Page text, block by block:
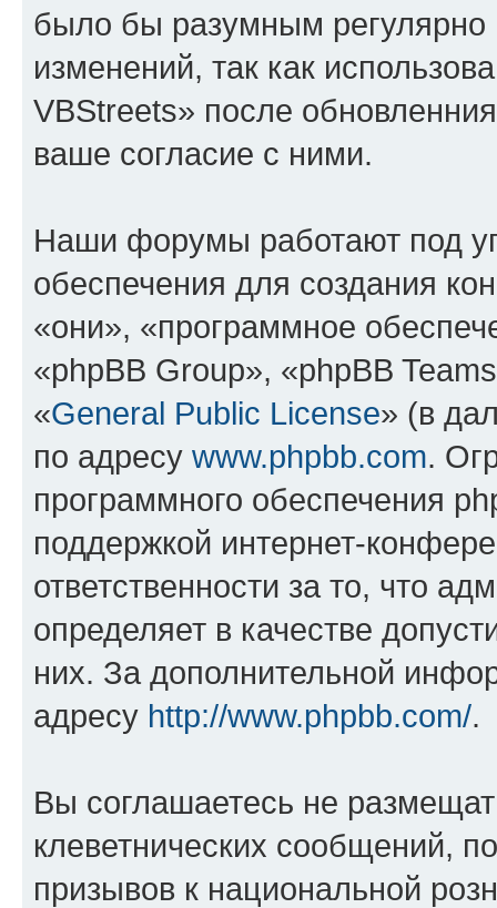
было бы разумным регулярно
изменений, так как
VBStreets» после
ваше согласие с ними.
Наши форумы работают под
обеспечения для создания
«они», «программное
«phpBB Group», «phpBB
«General Public License» (в
по адресу www.phpbb.com.
программного обеспечения
поддержкой интернет-
ответственности за то, что
определяет в качестве
них. За дополнительной
адресу http://www.phpbb.com/.
Вы соглашаетесь не
клеветнических сообщений,
призывов к национальной